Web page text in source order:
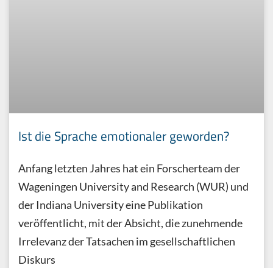
Ist die Sprache emotionaler geworden?
Anfang letzten Jahres hat ein Forscherteam der
Wageningen University and Research (WUR) und
der Indiana University eine Publikation
veröffentlicht, mit der Absicht, die zunehmende
Irrelevanz der Tatsachen im gesellschaftlichen
Diskurs